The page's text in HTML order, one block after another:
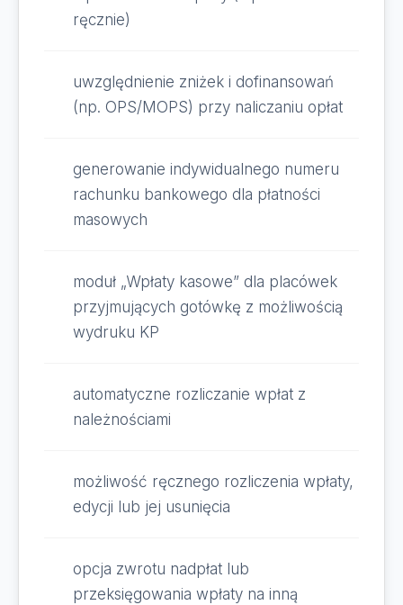
ręcznie)
uwzględnienie zniżek i dofinansowań
(np. OPS/MOPS) przy naliczaniu opłat
generowanie indywidualnego numeru
rachunku bankowego dla płatności
masowych
moduł „Wpłaty kasowe” dla placówek
przyjmujących gotówkę z możliwością
wydruku KP
automatyczne rozliczanie wpłat z
należnościami
możliwość ręcznego rozliczenia wpłaty,
edycji lub jej usunięcia
opcja zwrotu nadpłat lub
przeksięgowania wpłaty na inną